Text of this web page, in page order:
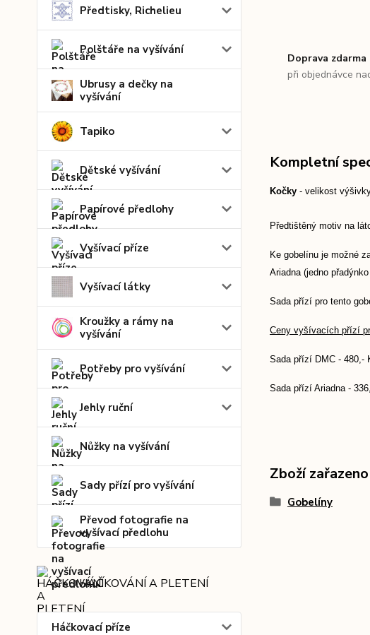
Předtisky, Richelieu
Polštáře na vyšívání
Ubrusy a dečky na
vyšívání
Tapiko
Dětské vyšívání
Papírové předlohy
Vyšívací příze
Vyšívací látky
Kroužky a rámy na
vyšívání
Potřeby pro vyšívání
Jehly ruční
Nůžky na vyšívání
Sady přízí pro vyšívání
Převod fotografie na
vyšívací předlohu
HÁČKOVÁNÍ A PLETENÍ
Háčkovací příze
Doprava zdarma
při objednávce
Kompletní
Kočky- velikost
Předtištěný motiv na
Ke gobelínu je možné
Ariadna (jedno
Sada přízí pro tento
Ceny vyšívacích přízí
Sada přízí DMC - 480,-
Sada přízí Ariadna -
Zboží
Gobelíny